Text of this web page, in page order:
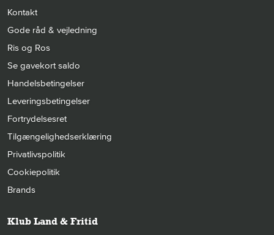
Kontakt
Gode råd & vejledning
Ris og Ros
Se gavekort saldo
Handelsbetingelser
Leveringsbetingelser
Fortrydelsesret
Tilgængelighedserklæring
Privatlivspolitik
Cookiepolitik
Brands
Klub Land & Fritid